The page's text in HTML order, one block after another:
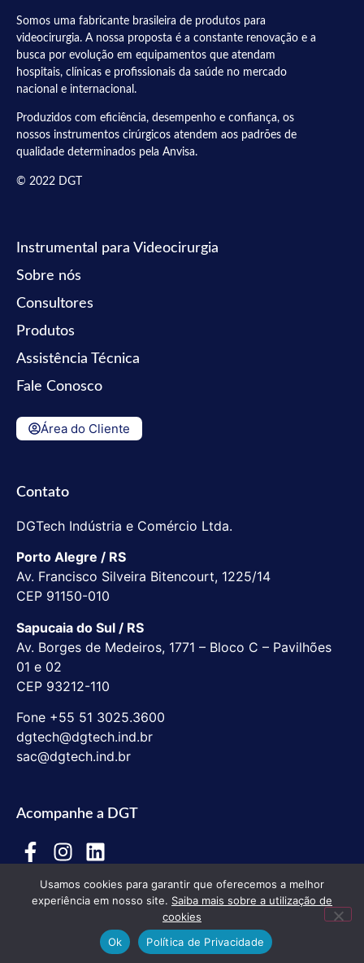
Somos uma fabricante brasileira de produtos para
videocirurgia. A nossa proposta é a constante renovação e a
busca por evolução em equipamentos que atendam
hospitais, clínicas e profissionais da saúde no mercado
nacional e internacional.
Produzidos com eficiência, desempenho e confiança, os
nossos instrumentos cirúrgicos atendem aos padrões de
qualidade determinados pela Anvisa.
© 2022 DGT
Instrumental para Videocirurgia
Sobre nós
Consultores
Produtos
Assistência Técnica
Fale Conosco
Área do Cliente
Contato
DGTech Indústria e Comércio Ltda.
Porto Alegre / RS
Av. Francisco Silveira Bitencourt, 1225/14
CEP 91150-010
Sapucaia do Sul / RS
Av. Borges de Medeiros, 1771 – Bloco C – Pavilhões
01 e 02
CEP 93212-110
Fone +55 51 3025.3600
dgtech@dgtech.ind.br
sac@dgtech.ind.br
Acompanhe a DGT
Usamos cookies para garantir que oferecemos a melhor
experiência em nosso site. Saiba mais sobre a utilização de
cookies
Ok
Política de Privacidade